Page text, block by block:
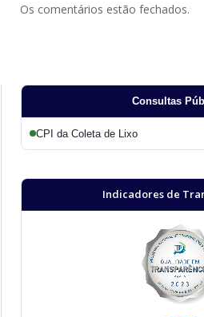
Os comentários estão fechados.
Consultas
CPI da Coleta de Lixo
Indicadores de